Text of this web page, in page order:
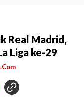
Real Madrid,
Liga ke-29